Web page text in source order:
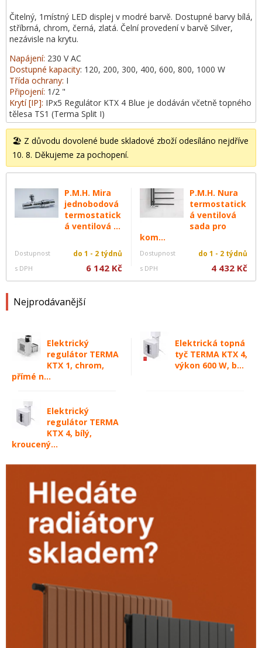
🏖️ Z důvodu dovolené bude skladové zboží odesíláno nejdříve
10. 8. Děkujeme za pochopení.
P.M.H. Mira
jednobodová
termostatick
á ventilová ...
Dostupnost do 1 - 2 týdnů
s DPH 6 142 Kč
P.M.H. Nura
termostatick
á ventilová
sada pro
kom...
Dostupnost do 1 - 2 týdnů
s DPH 4 432 Kč
Nejprodávanější
Elektrický
regulátor TERMA
KTX 1, chrom,
přímé n...
Elektrická topná
tyč TERMA KTX 4,
výkon 600 W, b...
Elektrický
regulátor TERMA
KTX 4, bílý,
kroucený...
Čitelný, 1místný LED displej v modré barvě. Dostupné barvy bílá,
stříbrná, chrom, černá, zlatá. Čelní provedení v barvě Silver,
nezávisle na krytu.
Napájení: 230 V AC
Dostupné kapacity: 120, 200, 300, 400, 600, 800, 1000 W
Třída ochrany: I
Připojení: 1/2 "
Krytí [IP]: IPx5 Regulátor KTX 4 Blue je dodáván včetně topného
tělesa TS1 (Terma Split I)